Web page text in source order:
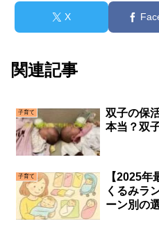
X
関連記事
子育て
双子の保
本当？双
子育て
【2025
くるみラ
ーン別の